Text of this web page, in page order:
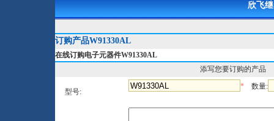
欣飞
订购产品W91330AL
在线订购电子元器件W91330AL
添写您要订购的产品
型号:
* 数量: